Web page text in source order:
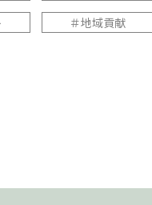
＃地域貢献